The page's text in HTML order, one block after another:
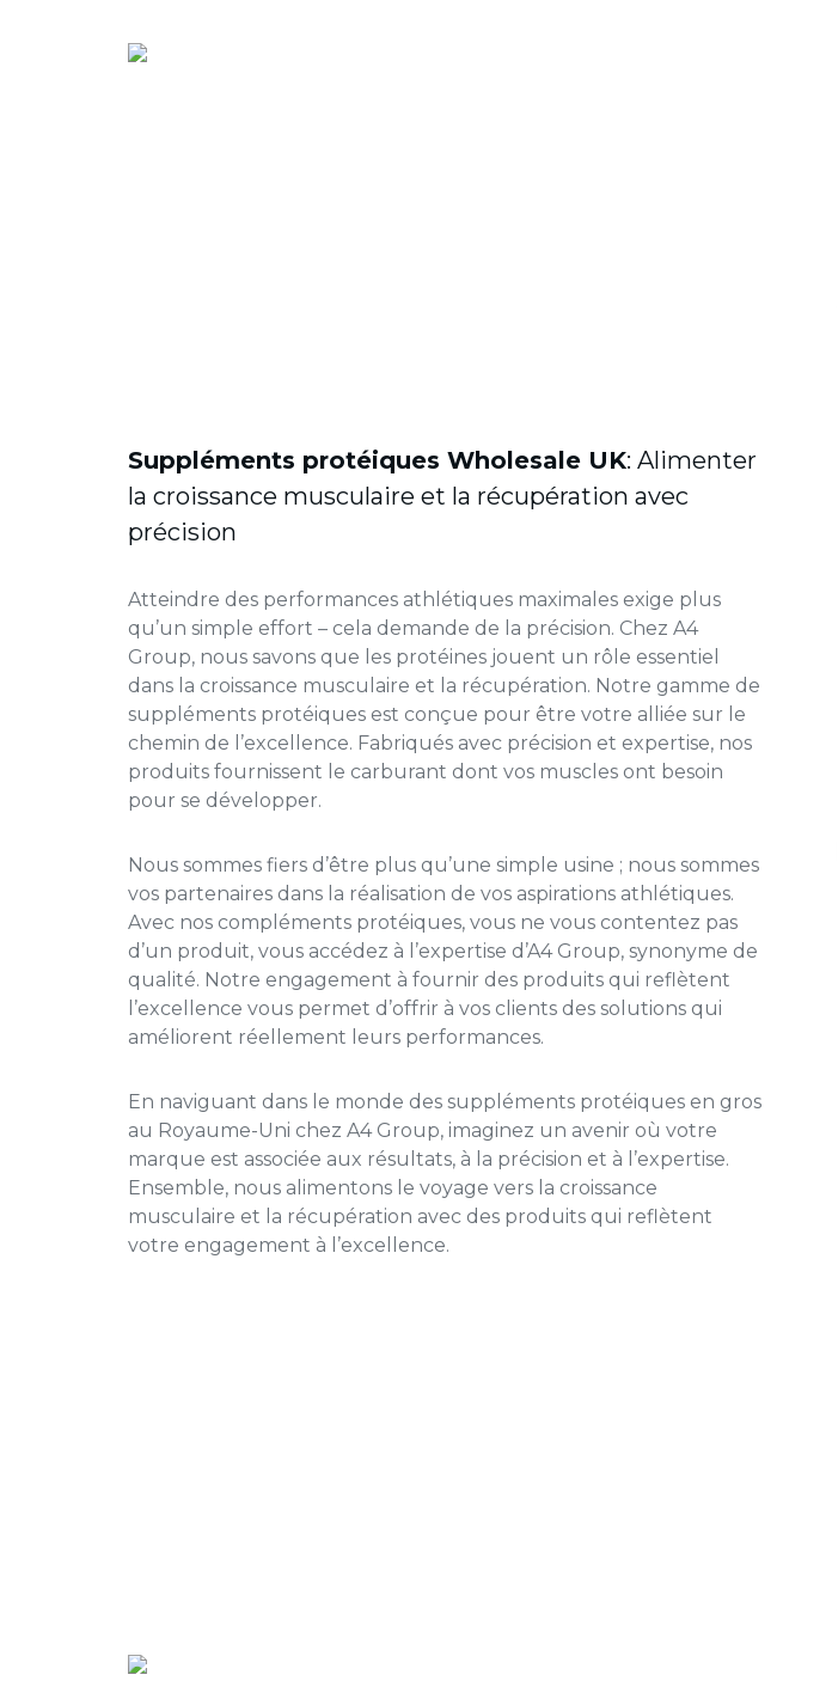
Suppléments protéiques Wholesale UK: Alimenter
la croissance musculaire et la récupération avec
précision
Atteindre des performances athlétiques maximales exige plus
qu’un simple effort – cela demande de la précision. Chez A4
Group, nous savons que les protéines jouent un rôle essentiel
dans la croissance musculaire et la récupération. Notre gamme de
suppléments protéiques est conçue pour être votre alliée sur le
chemin de l’excellence. Fabriqués avec précision et expertise, nos
produits fournissent le carburant dont vos muscles ont besoin
pour se développer.
Nous sommes fiers d’être plus qu’une simple usine ; nous sommes
vos partenaires dans la réalisation de vos aspirations athlétiques.
Avec nos compléments protéiques, vous ne vous contentez pas
d’un produit, vous accédez à l’expertise d’A4 Group, synonyme de
qualité. Notre engagement à fournir des produits qui reflètent
l’excellence vous permet d’offrir à vos clients des solutions qui
améliorent réellement leurs performances.
En naviguant dans le monde des suppléments protéiques en gros
au Royaume-Uni chez A4 Group, imaginez un avenir où votre
marque est associée aux résultats, à la précision et à l’expertise.
Ensemble, nous alimentons le voyage vers la croissance
musculaire et la récupération avec des produits qui reflètent
votre engagement à l’excellence.